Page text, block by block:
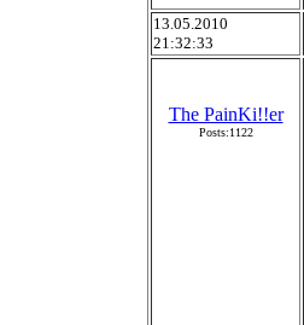
13.05.2010
21:32:33
The PainKi!!er
Posts:1122